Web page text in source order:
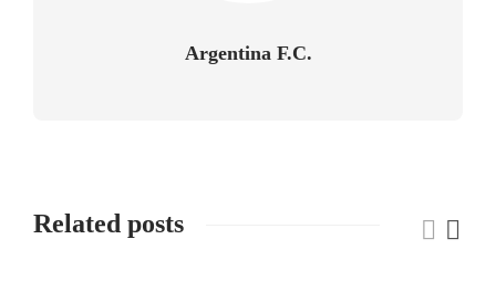
Argentina F.C.
Related posts